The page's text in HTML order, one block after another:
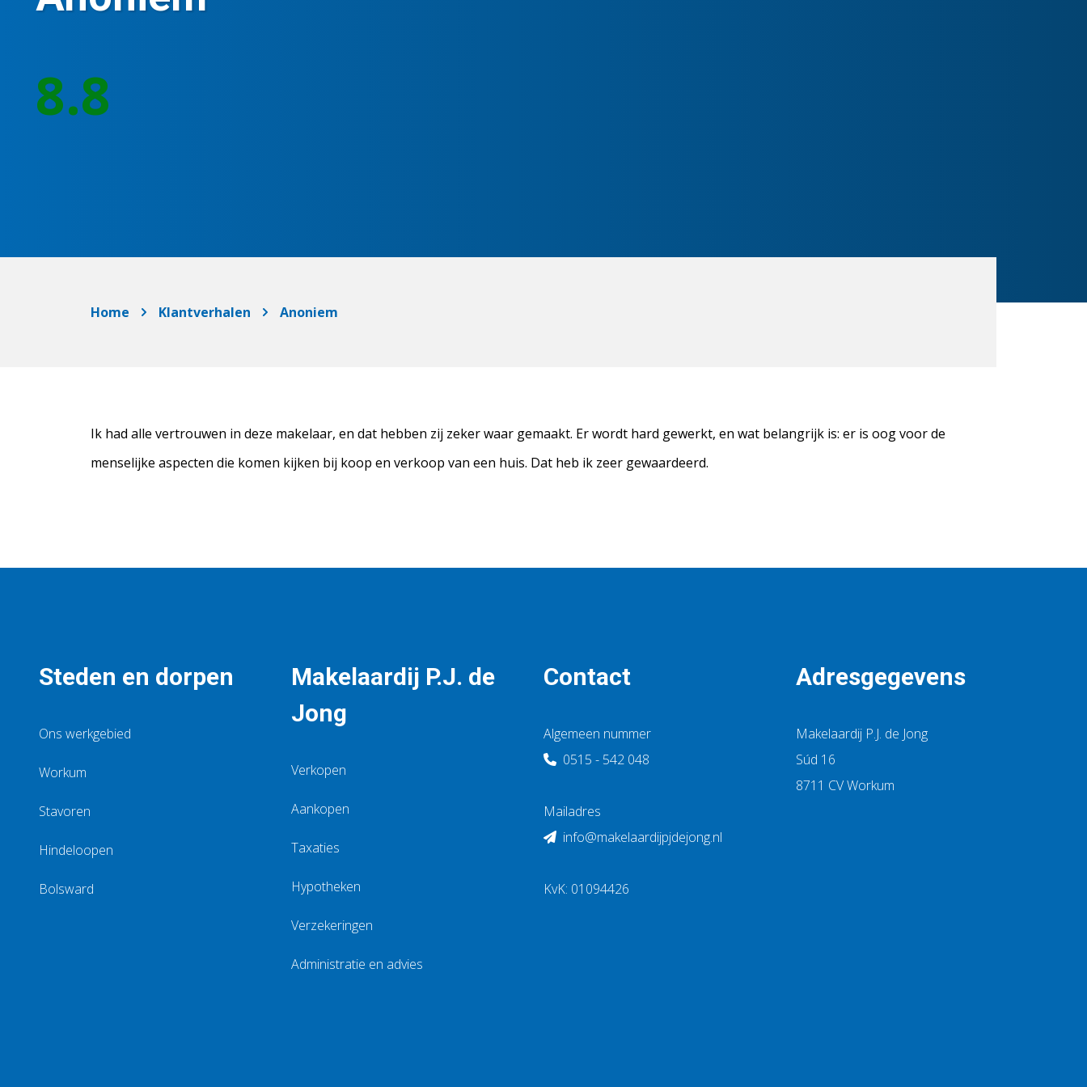
8.8
Home Klantverhalen Anoniem
Ik had alle vertrouwen in deze makelaar, en dat hebben zij zeker waar gemaakt. Er wordt hard gewerkt, en wat belangrijk is: er is oog voor de
menselijke aspecten die komen kijken bij koop en verkoop van een huis. Dat heb ik zeer gewaardeerd.
Steden en dorpen
Ons werkgebied
Workum
Stavoren
Hindeloopen
Bolsward
Makelaardij P.J. de
Jong
Verkopen
Aankopen
Taxaties
Hypotheken
Verzekeringen
Administratie en advies
Contact
Algemeen nummer
0515 - 542 048
Mailadres
info@makelaardijpjdejong.nl
KvK: 01094426
Adresgegevens
Makelaardij P.J. de Jong
Súd 16
8711 CV Workum